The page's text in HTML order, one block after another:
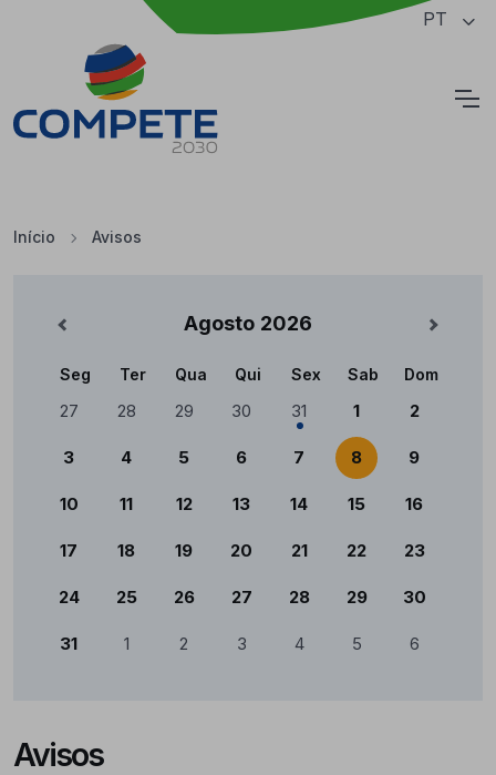
Saltar para o conteúdo principal da página PT
Início Avisos
Agosto 2026 Mês
Calendário
Seg Ter Qua Qui Sex Sab Dom
27 28 29 30 31 1 2
3 4 5 6 7 8 9
10 11 12 13 14 15 16
17 18 19 20 21 22 23
24 25 26 27 28 29 30
31 1 2 3 4 5 6
Avisos